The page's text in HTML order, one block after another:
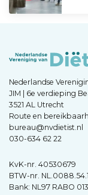
Nederlandse
JIM | 6e verdieping
3521 AL Utrecht
Route en
bureau@nvdietist.nl
030-634 62 22
KvK-nr. 40530679
BTW-nr.
Bank: NL97 RABO